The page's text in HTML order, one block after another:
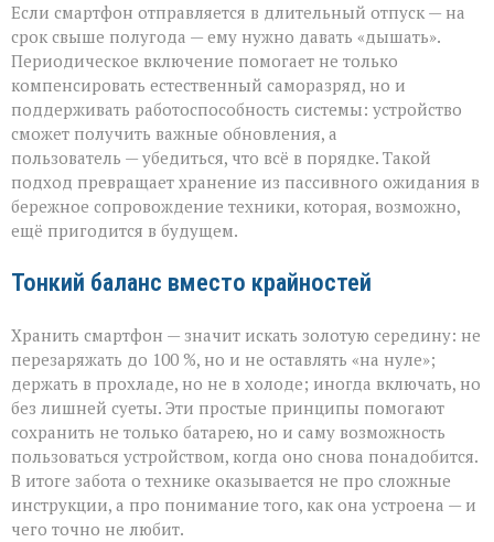
Если смартфон отправляется в длительный отпуск — на
срок свыше полугода — ему нужно давать «дышать».
Периодическое включение помогает не только
компенсировать естественный саморазряд, но и
поддерживать работоспособность системы: устройство
сможет получить важные обновления, а
пользователь — убедиться, что всё в порядке. Такой
подход превращает хранение из пассивного ожидания в
бережное сопровождение техники, которая, возможно,
ещё пригодится в будущем.
Тонкий баланс вместо крайностей
Хранить смартфон — значит искать золотую середину: не
перезаряжать до 100 %, но и не оставлять «на нуле»;
держать в прохладе, но не в холоде; иногда включать, но
без лишней суеты. Эти простые принципы помогают
сохранить не только батарею, но и саму возможность
пользоваться устройством, когда оно снова понадобится.
В итоге забота о технике оказывается не про сложные
инструкции, а про понимание того, как она устроена — и
чего точно не любит.